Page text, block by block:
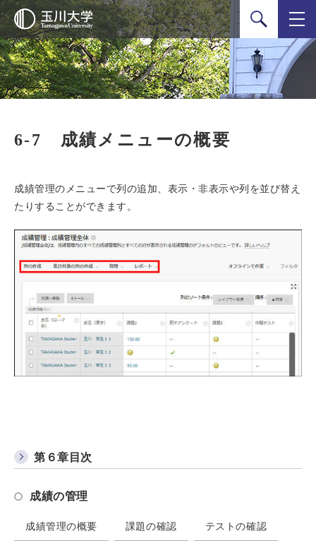
検索
6-7 成績メニューの概要
成績管理のメニューで列の追加、表示・非表示や列を並び替え
たりすることができます。
第６章目次
成績の管理
成績管理の概要 課題の確認 テストの確認